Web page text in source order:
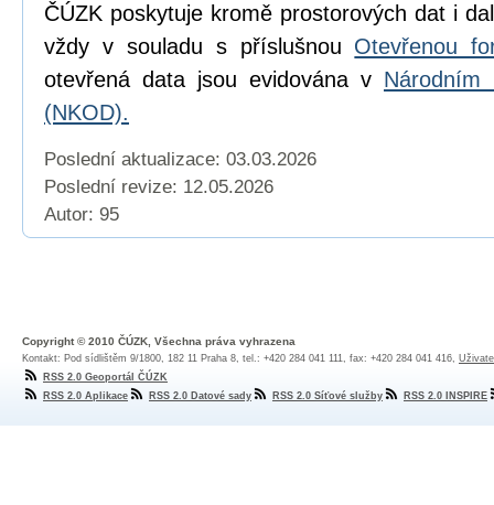
ČÚZK poskytuje kromě prostorových dat i
vždy v souladu s příslušnou Otevřenou
otevřená data jsou evidována v Národním
(NKOD).
Poslední aktualizace: 03.03.2026
Poslední revize: 12.05.2026
Autor: 95
Copyright © 2010 ČÚZK, Všechna práva vyhrazena
Kontakt: Pod sídlištěm 9/1800, 182 11 Praha 8, tel.: +420 284 041 111, fax: +420 284 041 416,
RSS 2.0 Geoportál ČÚZK
RSS 2.0 Aplikace
RSS 2.0 Datové sady RSS 2.0 Síťové služby RSS 2.0 INSPIRE